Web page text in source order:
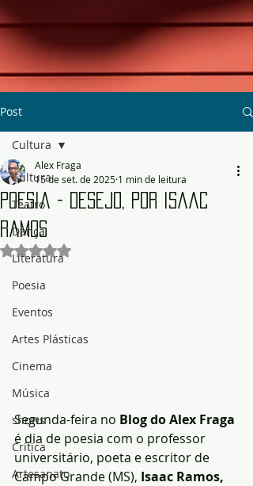
Post
Cultura
Teatro
Dança
Literatura
Poesia
Eventos
Artes Plásticas
Cinema
Música
shows
Crítica
Artesanato
Cultura
Poesia - Desejo, por Isaac
Ramos
Alex Fraga
15 de set. de 2025 1 min de leitura
Avaliado com NaN de 5 estrelas.
Segunda-feira no Blog do Alex Fraga
é dia de poesia com o professor
universitário, poeta e escritor de
Campo Grande (MS), Isaac Ramos,